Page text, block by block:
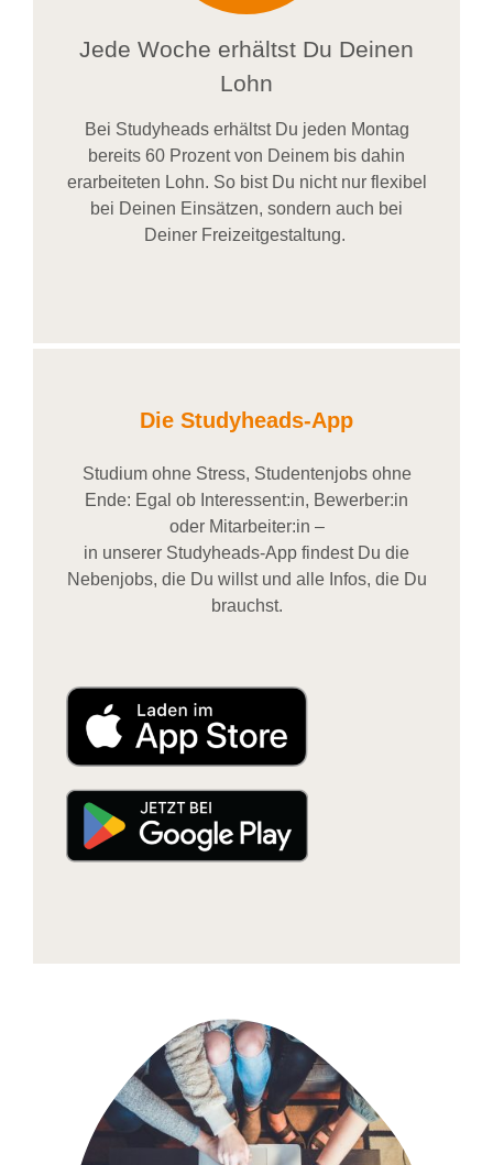
Jede Woche erhältst Du Deinen
Lohn
Bei Studyheadserhältst Du jeden Montag
bereits 60 Prozent von Deinem bis dahin
erarbeiteten Lohn. So bist Du nicht nur flexibel
bei Deinen Einsätzen, sondern auch bei
DeinerFreizeitgestaltung.
Die Studyheads-App
Studium ohne Stress, Studentenjobs ohne
Ende: Egal ob Interessent:in, Bewerber:in
oder Mitarbeiter:in –
in unserer Studyheads-App findest Du die
Nebenjobs, die Du willst und alle Infos, die Du
brauchst.